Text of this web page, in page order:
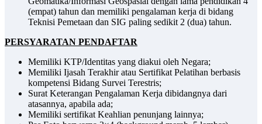
(empat) tahun dan memiliki pengalaman kerja di bidang
Teknisi Pemetaan dan SIG paling sedikit 2 (dua) tahun.
PERSYARATAN PENDAFTAR
Memiliki KTP/Identitas yang diakui oleh Negara;
Memiliki Ijasah Terakhir atau Sertifikat Pelatihan berbasis
kompetensi Bidang Survei Terestris;
Surat Keterangan Pengalaman Kerja dibidangnya dari
atasannya, apabila ada;
Memiliki sertifikat Keahlian penunjang lainnya;